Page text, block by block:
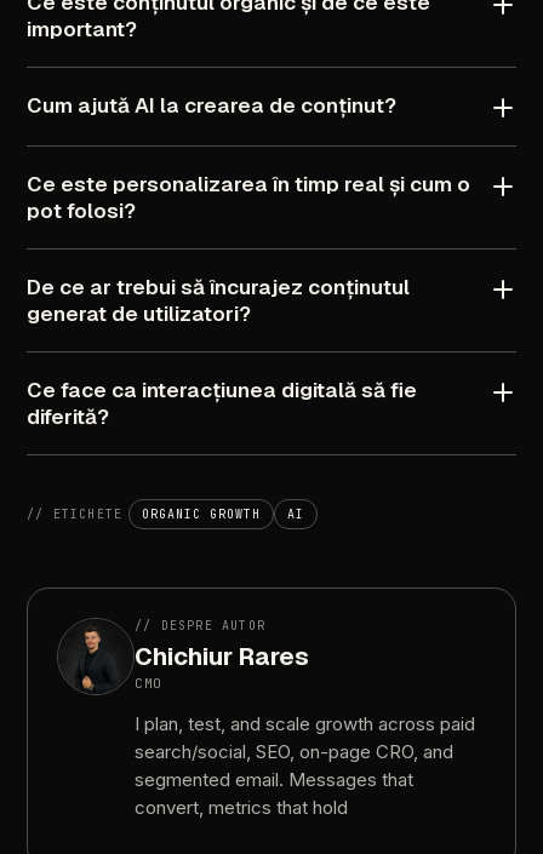
important?
Cum ajutăAI la crearea de conținut?
Ce este personalizarea în timp realși cum o
potfolosi?
De ce ar trebuisăîncurajez conținutul
generat de utilizatori?
Ce face ca interacțiunea digitalăsăfie
diferită?
// ETICHETE ORGANIC GROWTH AI
// DESPRE AUTOR
Chichiur Rares
CMO
I plan, test, and scale growth across paid
search/social, SEO, on-page CRO, and
segmented email. Messages that
convert, metrics that hold